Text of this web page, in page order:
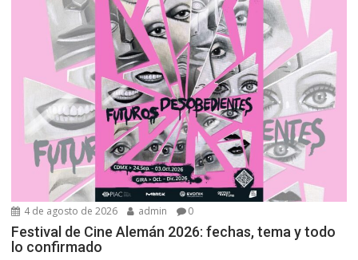
4 de agosto de 2026 admin 0
Festival de Cine Alemán 2026: fechas, tema y todo
lo confirmado